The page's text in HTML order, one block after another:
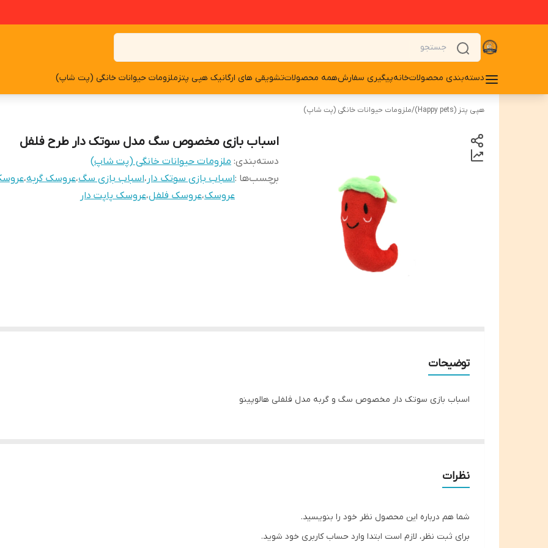
دسته‌بندی محصولاتخانهپیگیری سفارشهمه محصولاتتشویقی های ارگانیک هپی پتزملزومات حیوانات خانگی (پت شاپ)
هپی پتز (Happy pets) /ملزومات حیوانات خانگی (پت شاپ)
اسباب بازی مخصوص سگ مدل سوتک دار طرح فلفل
دسته‌بندی: ملزومات حیوانات خانگی (پت شاپ)
برچسب‌ها :اسباب بازی سوتک دار ،اسباب بازی سگ،عروسک گربه،
عروسک،عروسک فلفل،عروسک پاپت دار
توضیحات
اسباب بازی سوتک دار مخصوص سگ و گربه مدل فلفلی هالوپینو
نظرات
شما هم درباره این محصول نظر خود را بنویسید.
برای ثبت نظر، لازم است ابتدا وارد حساب کاربری خود شوید.